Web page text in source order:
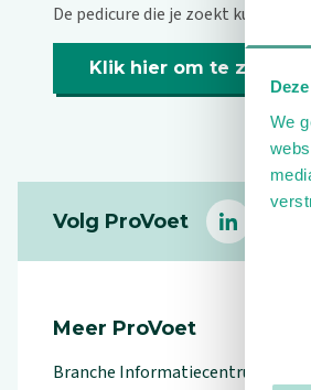
We
De pedicure die je zoekt kunnen
Klik hier om te zoeken
Volg ProVoet
linkedin
Meer ProVoet
Branche Informatiecentrum